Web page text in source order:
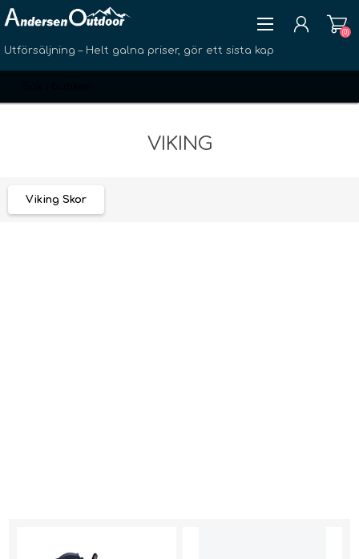
Utförsäljning – Helt galna priser, gör ett sista kap
LOGGA IN
(0)
VIKING
Viking Skor